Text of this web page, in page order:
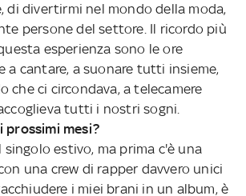
di divertirmi nel mondo della moda,
persone del settore. Il ricordo più
esperienza sono le ore
a cantare, a suonare tutti insieme,
che ci circondava, a telecamere
tutti i nostri sogni.
prossimi mesi?
singolo estivo, ma prima c'è una
una crew di rapper davvero unici
i miei brani in un album, è